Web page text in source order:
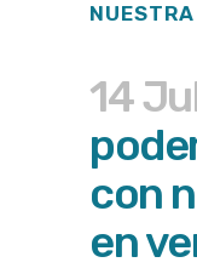
14
con
en